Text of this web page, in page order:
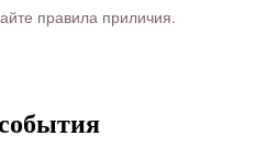
правила приличия.